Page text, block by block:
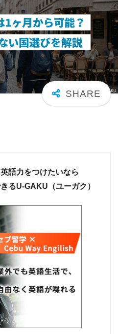
語力をつけたいなら
るU-GAKU（ユーガク）